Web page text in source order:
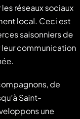
réseaux sociaux
local. Ceci est
saisonniers de
leur communication
de
Saint-
une